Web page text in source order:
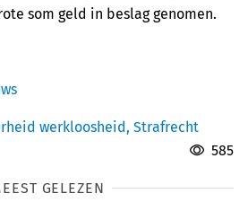
som geld in beslag genomen.
werkloosheid, Strafrecht
585
GELEZEN